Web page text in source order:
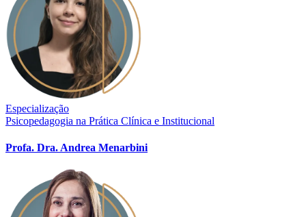
Especialização
Psicopedagogia na Prática Clínica e Institucional
Profa. Dra. Andrea Menarbini